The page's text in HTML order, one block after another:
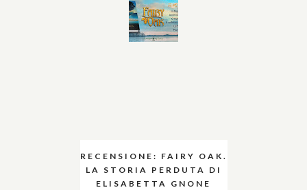
RECENSIONE: FAIRY OAK.
LA STORIA PERDUTA DI
ELISABETTA GNONE